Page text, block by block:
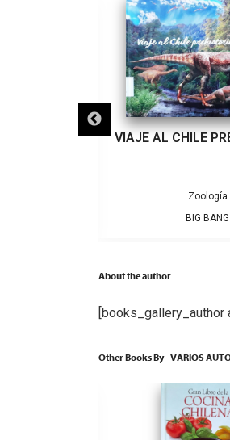
VIAJE AL CHILE
Zoología
BIG BANG
About the author
[books_gallery_author
Other Books By - VARIOS